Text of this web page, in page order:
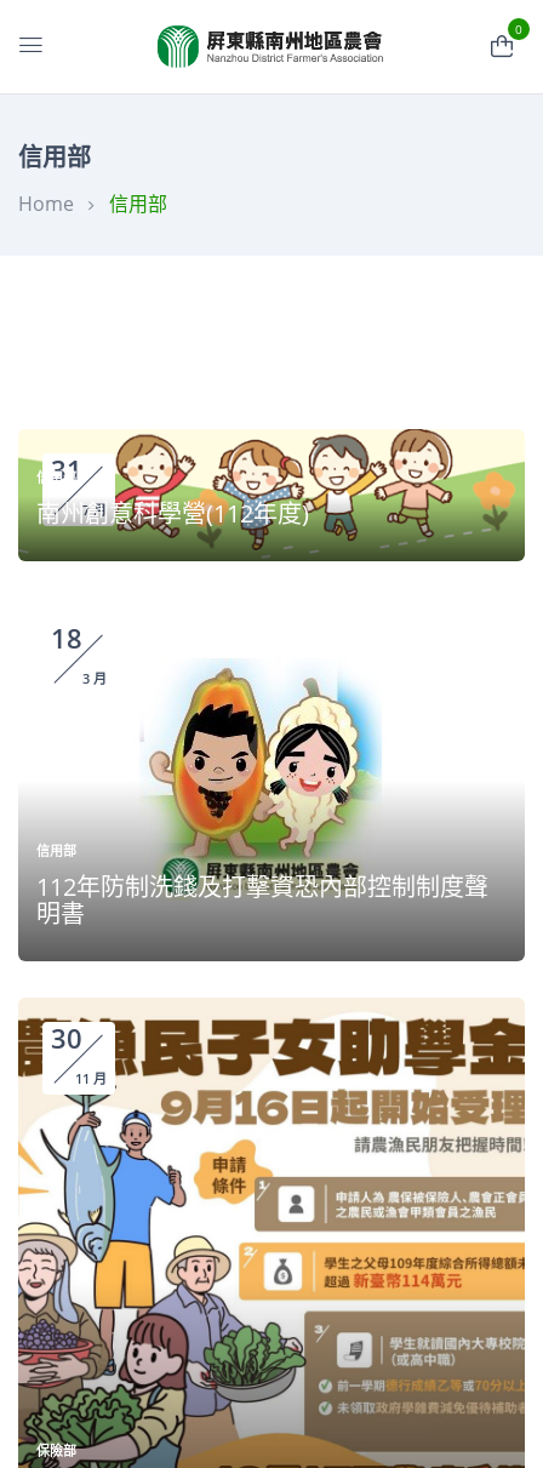
0
信用部
Home 信用部
31
7 月
信用部
南州創意科學營(112年度)
18
3 月
信用部
112年防制洗錢及打擊資恐內部控制制度聲
明書
30
11 月
保險部